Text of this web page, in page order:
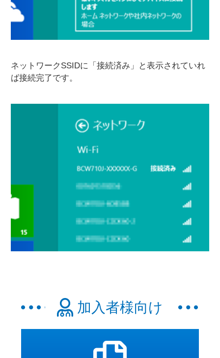
ネットワークSSIDに「接続済み」と表示されていれ
ば接続完了です。
加入者様向け